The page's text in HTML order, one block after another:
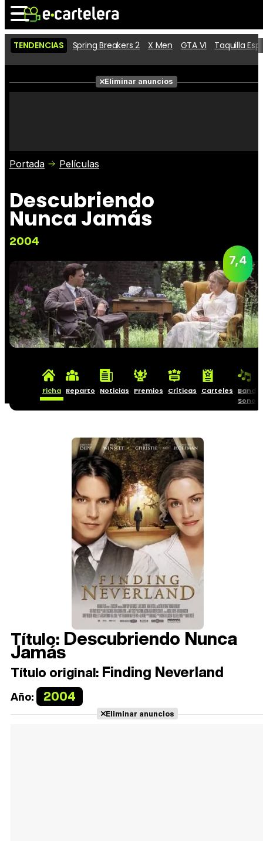
Noticias
Cartelera
Críticas
TENDENCIAS Spring Breakers 2 X Men GTA VI Taquilla
Eliminar anuncios
Portada Películas
Descubriendo
Nunca Jamás
2004
7,4
Ficha Reparto Noticias Premios Críticas Carteles
Banda
Sonora
Título: Descubriendo Nunca
Jamás
Título original: Finding Neverland
Año: 2004
Eliminar anuncios